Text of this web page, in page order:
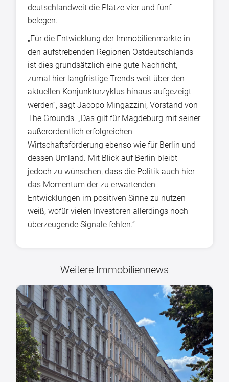
deutschlandweit die Plätze vier und fünf
belegen.
„Für die Entwicklung der Immobilienmärkte in
den aufstrebenden Regionen Ostdeutschlands
ist dies grundsätzlich eine gute Nachricht,
zumal hier langfristige Trends weit über den
aktuellen Konjunkturzyklus hinaus aufgezeigt
werden“, sagt Jacopo Mingazzini, Vorstand von
The Grounds. „Das gilt für Magdeburg mit seiner
außerordentlich erfolgreichen
Wirtschaftsförderung ebenso wie für Berlin und
dessen Umland. Mit Blick auf Berlin bleibt
jedoch zu wünschen, dass die Politik auch hier
das Momentum der zu erwartenden
Entwicklungen im positiven Sinne zu nutzen
weiß, wofür vielen Investoren allerdings noch
überzeugende Signale fehlen.“
Weitere Immobiliennews